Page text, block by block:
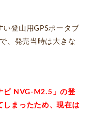
登山用GPSポータブ
、発売当時は大きな
ビ NVG-M2.5」の登
しまったため、現在は